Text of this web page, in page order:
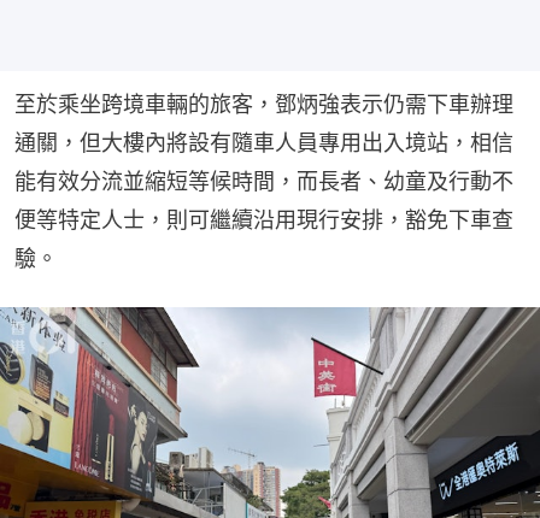
至於乘坐跨境車輛的旅客，鄧炳強表示仍需下車辦理
通關，但大樓內將設有隨車人員專用出入境站，相信
能有效分流並縮短等候時間，而長者、幼童及行動不
便等特定人士，則可繼續沿用現行安排，豁免下車查
驗。